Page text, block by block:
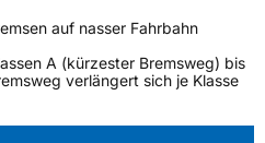
auf nasser Fahrbahn
A (kürzester Bremsweg) bis
verlängert sich je Klasse